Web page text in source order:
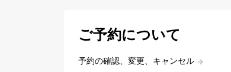
ご予約について
予約の確認、変更、キャンセル